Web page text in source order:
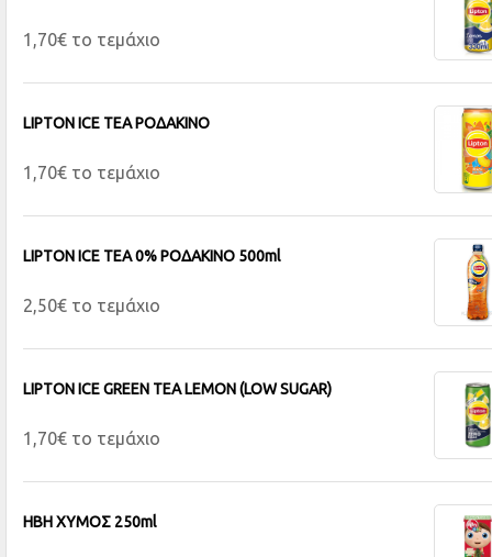
1,70€ το τεμάχιο
LIPTON ICE TEA ΡΟΔΑΚΙΝΟ
1,70€ το τεμάχιο
LIPTON ICE TEA 0% ΡΟΔΑΚΙΝΟ 500ml
2,50€ το τεμάχιο
LIPTON ICE GREEN TEA LEMON (LOW SUGAR)
1,70€ το τεμάχιο
HBH ΧΥΜΟΣ 250ml